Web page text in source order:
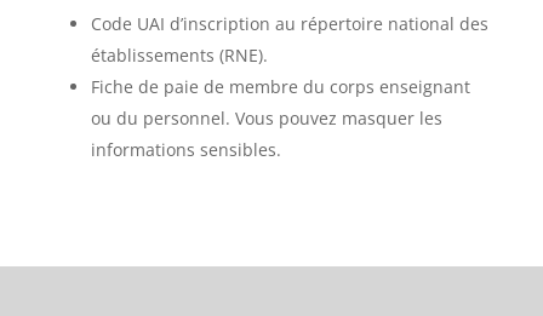
Code UAI d’inscription au répertoire national des
établissements (RNE).
Fiche de paie de membre du corps enseignant
ou du personnel. Vous pouvez masquer les
informations sensibles.